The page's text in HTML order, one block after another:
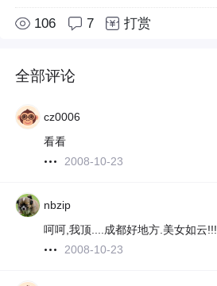
106 7 打赏
全部评论
cz0006
看看
2008-10-23
nbzip
呵呵,我顶....成都好地方.美女如云!!!
2008-10-23